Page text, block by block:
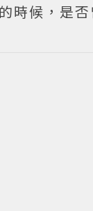
時候，是